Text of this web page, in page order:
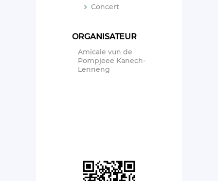
Concert
ORGANISATEUR
Amicale vun de
Pompjeeë Kanech-
Lenneng